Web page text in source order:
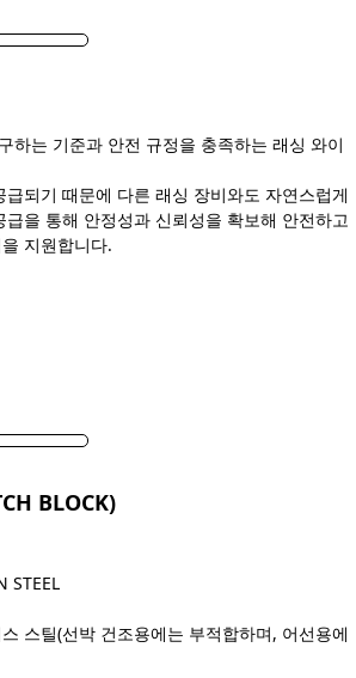
하는 기준과 안전 규정을 충족하는 래싱 와이
급되기 때문에 다른 래싱 장비와도 자연스럽게
을 통해 안정성과 신뢰성을 확보해 안전하고
지원합니다.
BLOCK)
STEEL
스틸(선박 건조용에는 부적합하며, 어선용에